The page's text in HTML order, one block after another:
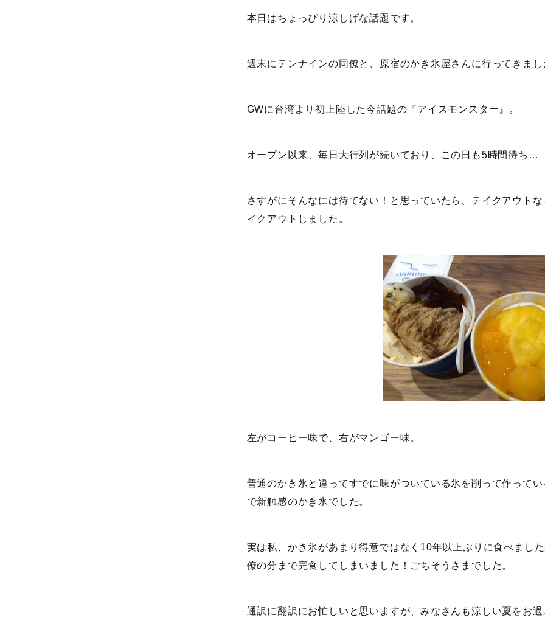
本日はちょっぴり涼しげな話題です。
週末にテンナインの同僚と、原宿のかき氷屋さんに行ってきまし
GWに台湾より初上陸した今話題の『アイスモンスター』。
オープン以来、毎日大行列が続いており、この日も5時間待ち…
さすがにそんなには待てない！と思っていたら、テイクアウト
イクアウトしました。
左がコーヒー味で、右がマンゴー味。
普通のかき氷と違ってすでに味がついている氷を削って作って
で新触感のかき氷でした。
実は私、かき氷があまり得意ではなく10年以上ぶりに食べまし
僚の分まで完食してしまいました！ごちそうさまでした。
通訳に翻訳にお忙しいと思いますが、みなさんも涼しい夏をお